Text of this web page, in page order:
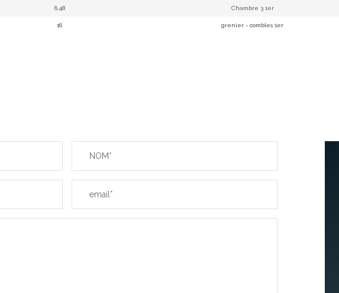
6,48 Chambre 3 1er
16 grenier - combles 1er
NOM*
email*